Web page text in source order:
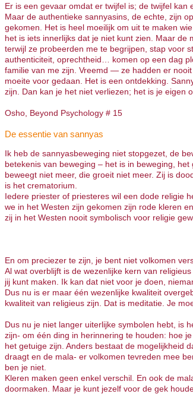
Er is een gevaar omdat er twijfel is; de twijfel kan
Maar de authentieke sannyasins, de echte, zijn
gekomen. Het is heel moeilijk om uit te maken
het is iets innerlijks dat je niet kunt zien. Maar de
terwijl ze probeerden me te begrijpen, stap voor
authenticiteit, oprechtheid… komen op een dag
familie van me zijn. Vreemd — ze hadden er
moeite voor gedaan. Het is een ontdekking.
zijn. Dan kan je het niet verliezen; het is je eigen
Osho, Beyond Psychology # 15
De essentie van sannyas
Ik heb de sannyasbeweging niet stopgezet, de
betekenis van beweging – het is in beweging,
beweegt niet meer, die groeit niet meer. Zij is
is het crematorium.
Iedere priester of priesteres wil een dode religie
we in het Westen zijn gekomen zijn rode kleren
zij in het Westen nooit symbolisch voor religie
En om preciezer te zijn, je bent niet volkomen
Al wat overblijft is de wezenlijke kern van
jij kunt maken. Ik kan dat niet voor je doen,
Dus nu is er maar één wezenlijke kwaliteit
kwaliteit van religieus zijn. Dat is meditatie. Je
Dus nu je niet langer uiterlijke symbolen hebt, is
zijn- om één ding in herinnering te houden: hoe
het getuige zijn. Anders bestaat de mogelijkheid
draagt en de mala- er volkomen tevreden mee
ben je niet.
Kleren maken geen enkel verschil. En ook de
doormaken. Maar je kunt jezelf voor de gek